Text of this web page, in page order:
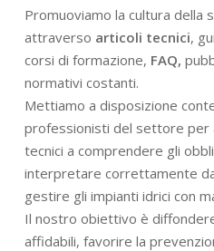
Promuoviamo la cultura della
attraverso articoli tecnici,
corsi di formazione, FAQ,
normativi costanti.
Mettiamo a disposizione
professionisti del settore per
tecnici a comprendere gli
interpretare correttamente
gestire gli impianti idrici con
Il nostro obiettivo è
affidabili, favorire la